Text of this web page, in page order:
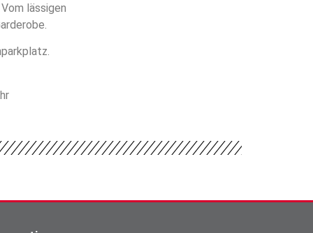
lässigen